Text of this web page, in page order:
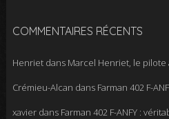
COMMENTAIRES RÉCENTS
Henrietdans Marcel Henriet, le pilote
Crémieu-Alcan dans Farman 402 F-
xavierdans Farman 402 F-ANFY :